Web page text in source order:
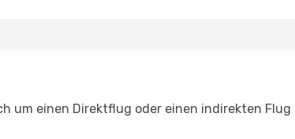
um einen Direktflug oder einen indirekten Flug